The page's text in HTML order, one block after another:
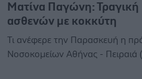
Ματίνα Παγώνη: Τραγική
ασθενών με κοκκύτη
Τι ανέφερε την Παρασκευή η
Νοσοκομείων Αθήνας - Πειραιά